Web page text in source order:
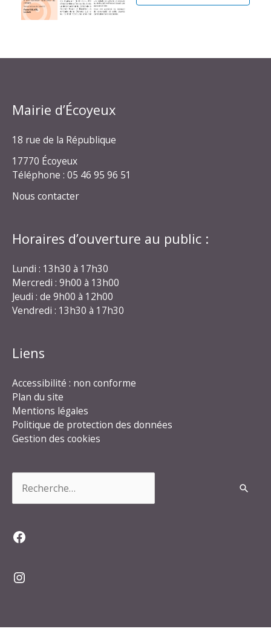
Mairie d’Écoyeux
18 rue de la République
17770 Écoyeux
Téléphone : 05 46 95 96 51
Nous contacter
Horaires d’ouverture au public :
Lundi : 13h30 à 17h30
Mercredi : 9h00 à 13h00
Jeudi : de 9h00 à 12h00
Vendredi : 13h30 à 17h30
Liens
Accessibilité : non conforme
Plan du site
Mentions légales
Politique de protection des données
Gestion des cookies
Facebook
Instagram